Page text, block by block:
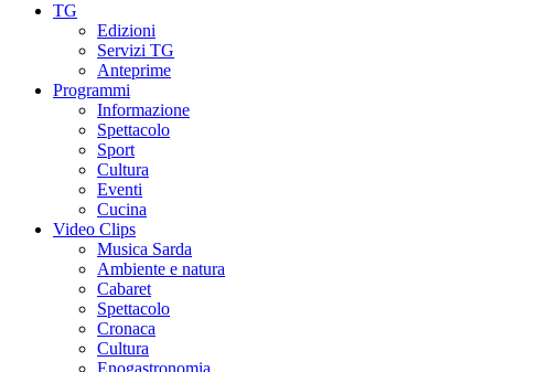
TG
Edizioni
Servizi TG
Anteprime
Programmi
Informazione
Spettacolo
Sport
Cultura
Eventi
Cucina
Video Clips
Musica Sarda
Ambiente e natura
Cabaret
Spettacolo
Cronaca
Cultura
Enogastronomia